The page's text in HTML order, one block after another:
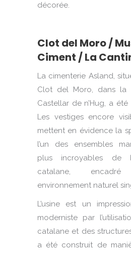
décorée.
Clot del Moro /
Ciment / La
La cimenterie Asland,
Clot del Moro, dans la
Castellar de n’Hug, a été
Les vestiges encore
mettent en évidence la
l’un des ensembles
plus incroyables de
catalane,
environnement naturel
L’usine est un
moderniste par
catalane et des
a été construit de